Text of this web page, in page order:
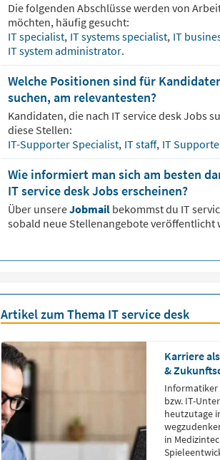
Die folgenden Abschlüsse werden von
möchten, häufig gesucht:
IT specialist, IT systems specialist, IT
IT system administrator.
Welche Positionen sind für
suchen, am relevantesten?
Kandidaten, die nach IT service deskJobs
diese Stellen:
IT-Supporter Specialist, IT staff, IT
Wie informiert man sich am besten
IT service desk Jobs erscheinen?
Über unsereJobmail bekommst du IT
sobald neue Stellenangebote veröffentlicht
Artikel zum Thema IT service desk
Karriere
&
Informatiker
bzw. IT-
heutzutage
in